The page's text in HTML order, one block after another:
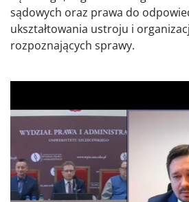
sądowych oraz prawa do
ukształtowania ustroju i
rozpoznających sprawy.